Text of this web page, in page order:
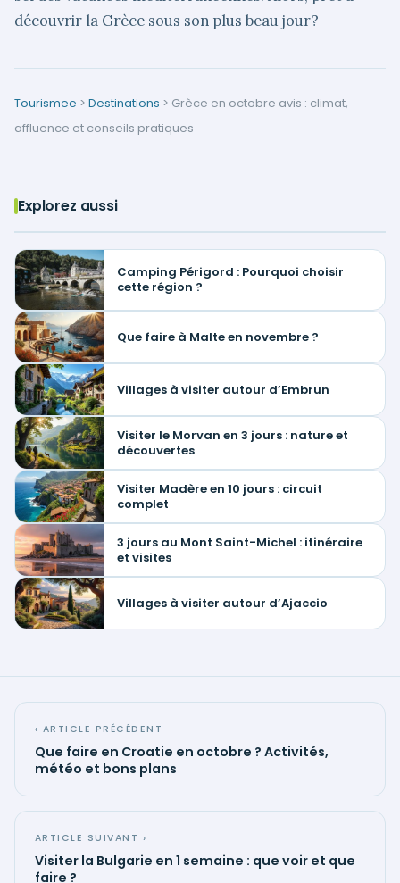
découvrir la Grèce sous son plus beau jour?
Tourismee > Destinations > Grèce en octobre avis : climat,
affluence et conseils pratiques
Explorez aussi
Camping Périgord : Pourquoi choisir
cette région ?
Que faire à Malte en novembre ?
Villages à visiter autour d’Embrun
Visiter le Morvan en 3 jours : nature et
découvertes
Visiter Madère en 10 jours : circuit
complet
3 jours au Mont Saint-Michel : itinéraire
et visites
Villages à visiter autour d’Ajaccio
‹ ARTICLE PRÉCÉDENT
Que faire en Croatie en octobre ? Activités,
météo et bons plans
ARTICLE SUIVANT ›
Visiter la Bulgarie en 1 semaine : que voir et que
faire ?